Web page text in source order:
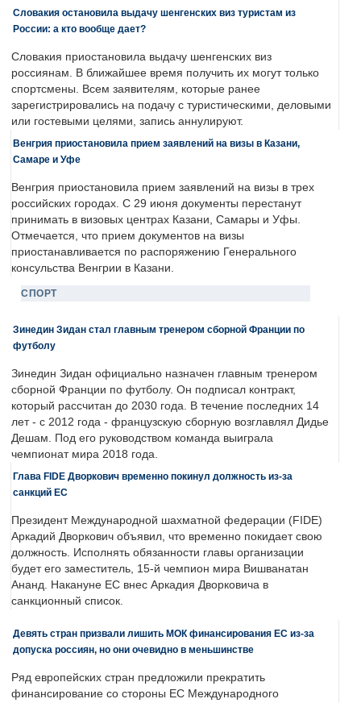
Словакия остановила выдачу шенгенских виз туристам из
России: а кто вообще дает?
Словакия приостановила выдачу шенгенских виз
россиянам. В ближайшее время получить их могут только
спортсмены. Всем заявителям, которые ранее
зарегистрировались на подачу с туристическими, деловыми
или гостевыми целями, запись аннулируют.
Венгрия приостановила прием заявлений на визы в Казани,
Самаре и Уфе
Венгрия приостановила прием заявлений на визы в трех
российских городах. С 29 июня документы перестанут
принимать в визовых центрах Казани, Самары и Уфы.
Отмечается, что прием документов на визы
приостанавливается по распоряжению Генерального
консульства Венгрии в Казани.
СПОРТ
Зинедин Зидан стал главным тренером сборной Франции по
футболу
Зинедин Зидан официально назначен главным тренером
сборной Франции по футболу. Он подписал контракт,
который рассчитан до 2030 года. В течение последних 14
лет - с 2012 года - французскую сборную возглавлял Дидье
Дешам. Под его руководством команда выиграла
чемпионат мира 2018 года.
Глава FIDE Дворкович временно покинул должность из-за
санкций ЕС
Президент Международной шахматной федерации (FIDE)
Аркадий Дворкович объявил, что временно покидает свою
должность. Исполнять обязанности главы организации
будет его заместитель, 15-й чемпион мира Вишванатан
Ананд. Накануне ЕС внес Аркадия Дворковича в
санкционный список.
Девять стран призвали лишить МОК финансирования ЕС из-за
допуска россиян, но они очевидно в меньшинстве
Ряд европейских стран предложили прекратить
финансирование со стороны ЕС Международного